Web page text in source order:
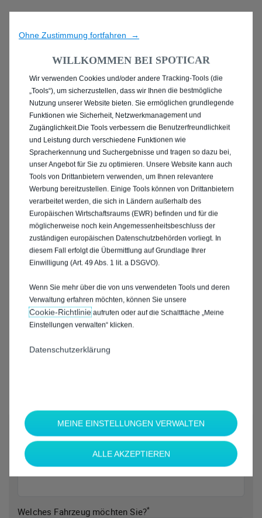
ENTDECKEN SIE
ANGEBOTE IN IHRER
NÄHE
Welche Marke möchten Sie?*
Welches Fahrzeug möchten Sie?*
Ohne Zustimmung fortfahren →
WILLKOMMEN BEI SPOTICAR
Wir verwenden Cookies und/oder andere Tracking-Tools (die
„Tools“), um sicherzustellen, dass wir Ihnen die bestmögliche
Nutzung unserer Website bieten. Sie ermöglichen grundlegende
Funktionen wie Sicherheit, Netzwerkmanagement und
Zugänglichkeit.Die Tools verbessern die Benutzerfreundlichkeit
und Leistung durch verschiedene Funktionen wie
Spracherkennung und Suchergebnisse und tragen so dazu bei,
unser Angebot für Sie zu optimieren. Unsere Website kann auch
Tools von Drittanbietern verwenden, um Ihnen relevantere
Werbung bereitzustellen. Einige Tools können von Drittanbietern
verarbeitet werden, die sich in Ländern außerhalb des
Europäischen Wirtschaftsraums (EWR) befinden und für die
möglicherweise noch kein Angemessenheitsbeschluss der
zuständigen europäischen Datenschutzbehörden vorliegt. In
diesem Fall erfolgt die Übermittlung auf Grundlage Ihrer
Einwilligung (Art. 49 Abs. 1 lit. a DSGVO).
Wenn Sie mehr über die von uns verwendeten Tools und deren
Verwaltung erfahren möchten, können Sie unsere
Cookie‑Richtlinieaufrufen oder auf die Schaltfläche „Meine
Einstellungen verwalten“ klicken.
Datenschutzerklärung
MEINE EINSTELLUNGEN VERWALTEN
ALLE AKZEPTIEREN